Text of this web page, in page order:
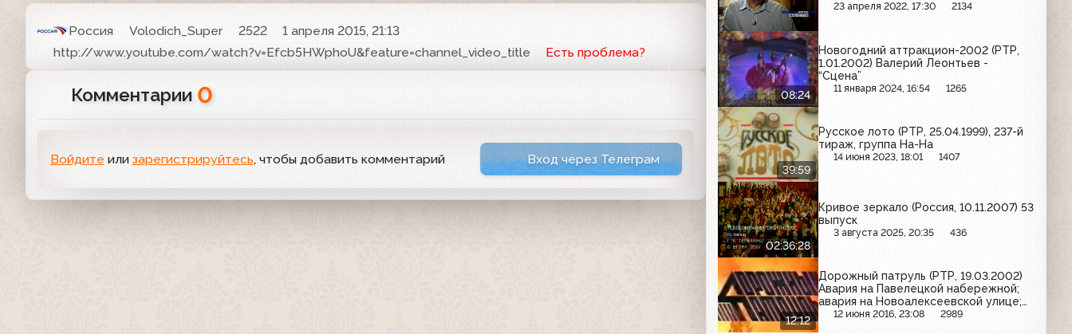
Россия Volodich_Super 2522
1 апреля 2015, 21:13
http://www.youtube.com/watch?v=Efcb5HWphoU&feature=channel_video_title
Есть проблема?
Комментарии 0
Войдите или зарегистрируйтесь, чтобы добавить комментарий Вход через Телеграм
23 апреля 2022, 17:30 2134
08:24
Новогодний аттракцион-2002 (РТР,
1.01.2002) Валерий Леонтьев -
“Сцена”
11 января 2024, 16:54 1265
39:59
Русское лото (РТР, 25.04.1999), 237-й
тираж, группа На-На
14 июня 2023, 18:01 1407
02:36:28
Кривое зеркало (Россия, 10.11.2007) 53
выпуск
3 августа 2025, 20:35 436
12:12
Дорожный патруль (РТР, 19.03.2002)
Авария на Павелецкой набережной;
авария на Новоалексеевской улице;
ДТП на Пятницком шоссе
12 июня 2016, 23:08 2989